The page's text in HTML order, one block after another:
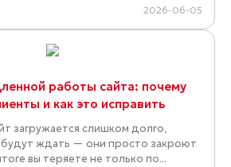
2026-06-05
работы сайта: почему
и как это исправить
загружается слишком долго,
будут ждать — они просто закроют
вы теряете не только по...